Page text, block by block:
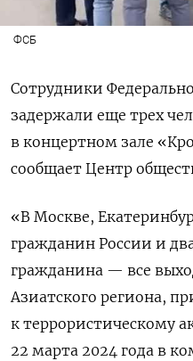
ФСБ
Сотрудники
задержали еще трех
в концертном зале
сообщает Центр
«В Москве,
гражданин России и
гражданина — все
Азиатского региона,
к террористическому
22 марта 2024 года в